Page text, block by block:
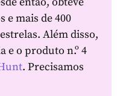
e mais de 400
Além disso,
e o produto n.º 4
. Precisamos